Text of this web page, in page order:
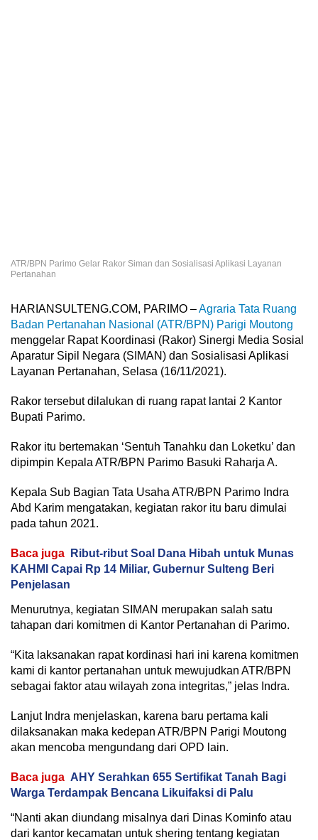
ATR/BPN Parimo Gelar Rakor Siman dan Sosialisasi Aplikasi Layanan
Pertanahan
HARIANSULTENG.COM, PARIMO –Agraria Tata Ruang
Badan Pertanahan Nasional (ATR/BPN) Parigi Moutong
menggelar Rapat Koordinasi (Rakor) Sinergi Media Sosial
Aparatur Sipil Negara (SIMAN) dan Sosialisasi Aplikasi
Layanan Pertanahan, Selasa (16/11/2021).
Rakor tersebut dilalukan di ruang rapat lantai 2 Kantor
Bupati Parimo.
Rakor itu bertemakan ‘Sentuh Tanahku dan Loketku’ dan
dipimpin Kepala ATR/BPN Parimo Basuki Raharja A.
Kepala Sub Bagian Tata Usaha ATR/BPN Parimo Indra
Abd Karim mengatakan, kegiatan rakor itu baru dimulai
pada tahun 2021.
Baca juga
Ribut-ribut Soal Dana Hibah untuk Munas
KAHMI Capai Rp 14 Miliar, Gubernur Sulteng Beri
Penjelasan
Menurutnya, kegiatan SIMAN merupakan salah satu
tahapan dari komitmen di Kantor Pertanahan di Parimo.
“Kita laksanakan rapat kordinasi hari ini karena komitmen
kami di kantor pertanahan untuk mewujudkan ATR/BPN
sebagai faktor atau wilayah zona integritas,” jelas Indra.
Lanjut Indra menjelaskan, karena baru pertama kali
dilaksanakan maka kedepan ATR/BPN Parigi Moutong
akan mencoba mengundang dari OPD lain.
Baca juga AHY Serahkan 655 Sertifikat Tanah Bagi
Warga Terdampak Bencana Likuifaksi di Palu
“Nanti akan diundang misalnya dari Dinas Kominfo atau
dari kantor kecamatan untuk shering tentang kegiatan